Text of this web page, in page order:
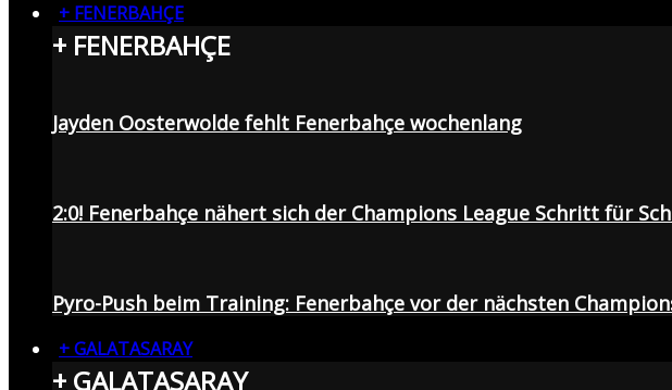
+ FENERBAHÇE
+ FENERBAHÇE
Jayden Oosterwolde fehlt Fenerbahçe wochenlang
2:0! Fenerbahçe nähert sich der Champions League Schritt für
Pyro-Push beim Training: Fenerbahçe vor der nächsten
+ GALATASARAY
+ GALATASARAY